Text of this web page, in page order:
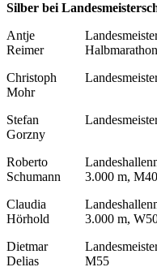
Silber bei
Antje
Reimer
Christoph
Mohr
Stefan
Gorzny
Roberto
Schumann
3.000 m, M40
Claudia
Hörhold
3.000 m,
Dietmar
Delias
M55